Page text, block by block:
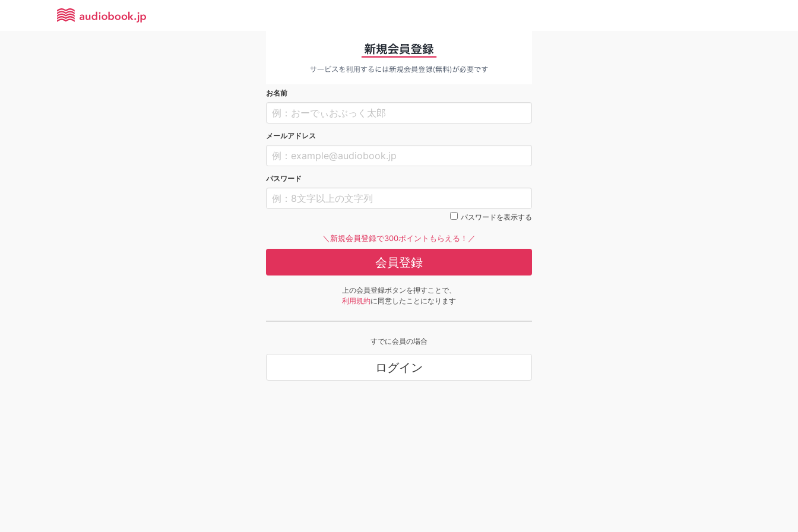
お名前
メールアドレス
パスワード
パスワードを表示する
＼新規会員登録で300ポイントもらえる！／
会員登録
上の会員登録ボタンを押すことで、
利用規約に同意したことになります
すでに会員の場合
ログイン